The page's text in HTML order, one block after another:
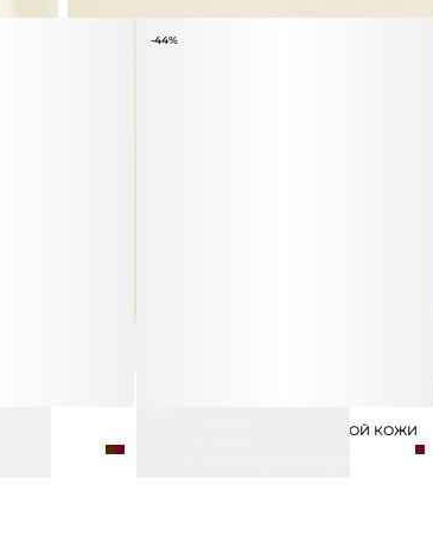
-44%
ВЬЕТНАМКИ ИЗ НАТУРАЛЬНОЙ КОЖИ